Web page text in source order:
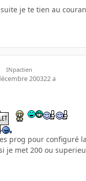
je te tien au couran
INpactien
200322 a
prog pour configuré
je met 200 ou